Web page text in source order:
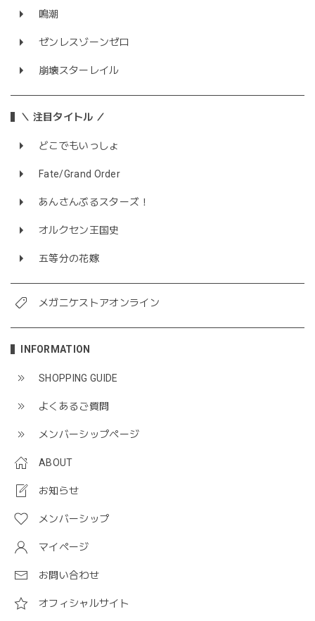
鳴潮
ゼンレスゾーンゼロ
崩壊スターレイル
＼ 注目タイトル ／
どこでもいっしょ
Fate/Grand Order
あんさんぶるスターズ！
オルクセン王国史
五等分の花嫁
メガニケストアオンライン
INFORMATION
SHOPPING GUIDE
よくあるご質問
メンバーシップページ
ABOUT
お知らせ
メンバーシップ
マイページ
お問い合わせ
オフィシャルサイト